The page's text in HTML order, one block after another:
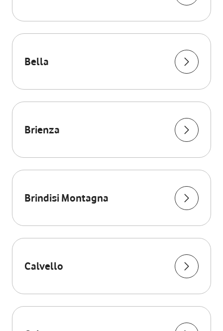
Bella
Brienza
Brindisi Montagna
Calvello